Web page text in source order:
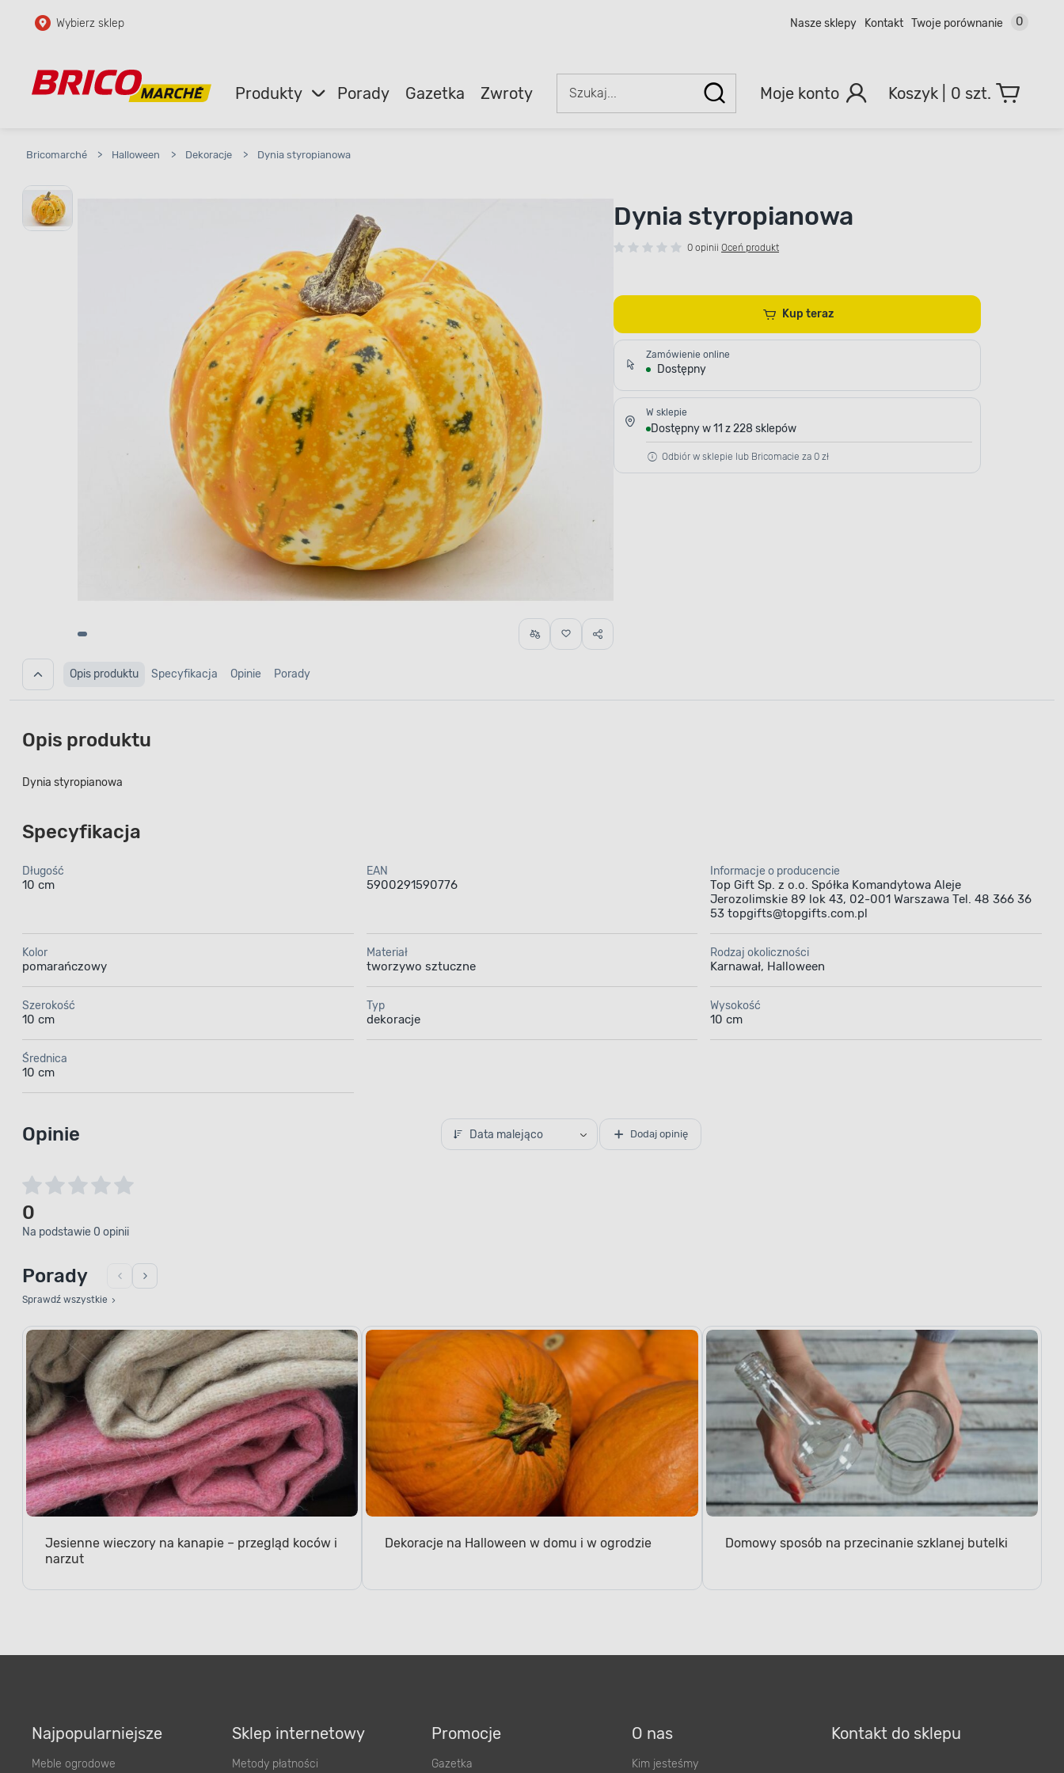
Przejdź do głównej zawartości
Przejdź do wyszukiwarki
Wybierz sklep Nasze sklepy Kontakt Twoje porównanie 0
Produkty Porady Gazetka Zwroty Moje konto 0 szt.
Bricomarché > Halloween > Dekoracje > Dynia styropianowa
Dynia styropianowa
0 opinii Oceń produkt
Kup teraz
Zamówienie online
Dostępny
W sklepie
Dostępny w 11 z 228 sklepów
Odbiór w sklepie lub Bricomacie za 0 zł
Opis produktu Specyfikacja Opinie Porady
Opis produktu
Dynia styropianowa
Specyfikacja
Długość
10 cm
EAN
5900291590776
Informacje o producencie
Top Gift Sp. z o.o. Spółka Komandytowa Aleje
Jerozolimskie 89 lok 43, 02-001 Warszawa Tel. 48 366 36
53 topgifts@topgifts.com.pl
Kolor
pomarańczowy
Materiał
tworzywo sztuczne
Rodzaj okoliczności
Karnawał, Halloween
Szerokość
10 cm
Typ
dekoracje
Wysokość
10 cm
Średnica
10 cm
Opinie Data malejąco Dodaj opinię
0
Na podstawie 0 opinii
Porady
Sprawdź wszystkie
Jesienne wieczory na kanapie – przegląd koców i
narzut
Dekoracje na Halloween w domu i w ogrodzie Domowy sposób na przecinanie szklanej butelki
Najpopularniejsze
Meble ogrodowe
Sklep internetowy
Metody płatności
Promocje
Gazetka
O nas
Kim jesteśmy
Kontakt do sklepu